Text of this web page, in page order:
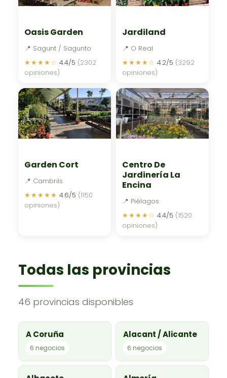
Oasis Garden
📍 Sagunt / Sagunto
★★★★☆ 4.4/5 (2302
opiniones)
Jardiland
📍 O Real
★★★★☆ 4.2/5 (3292
opiniones)
Garden Cort
📍 Cambrils
★★★★★ 4.6/5 (1150
opiniones)
Centro De
Jardinería La
Encina
📍 Piélagos
★★★★☆ 4.4/5 (1520
opiniones)
Todas las provincias
46 provincias disponibles
A Coruña
6 negocios
Alacant / Alicante
6 negocios